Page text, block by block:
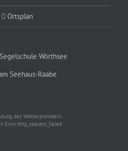
Ortsplan
Wörthsee
Seehaus-Raabe
des Wetterproviders:
Error:http_request_failed